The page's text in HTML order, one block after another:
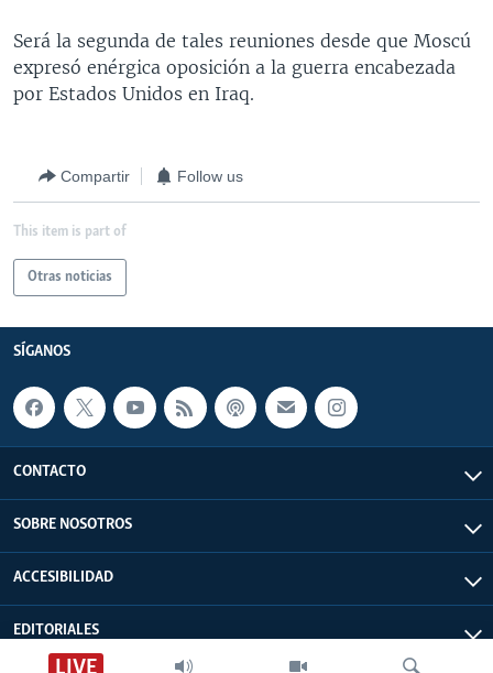
DEPORTIVO INTERNACIONAL
NOTA ECONÓMICA
Idiomas
LIVE
Será la segunda de tales reuniones desde que Moscú
expresó enérgica oposición a la guerra encabezada
por Estados Unidos en Iraq.
Compartir Follow us
This item is part of
Otras noticias
SÍGANOS
CONTACTO
SOBRE NOSOTROS
ACCESIBILIDAD
EDITORIALES